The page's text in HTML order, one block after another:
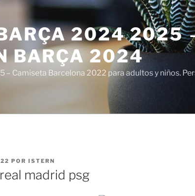
2024 2025
BARÇA 2024
Camiseta Barcelona 2022 para adultos y niños.
POR ISTERN
madrid psg